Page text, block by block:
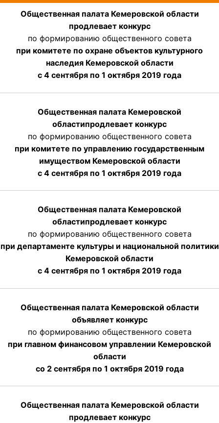
Общественная палата Кемеровской области
продлевает конкурс
по формированию общественного совета
при комитете по охране объектов культурного
наследия Кемеровской области
с 4 сентября по 1 октября 2019 года
Общественная палата Кемеровской
областипродлевает конкурс
по формированию общественного совета
при комитете по управлению государственным
имуществом Кемеровской области
с 4 сентября по 1 октября 2019 года
Общественная палата Кемеровской
областипродлевает конкурс
по формированию общественного совета
при департаменте культуры и национальной политики
Кемеровской области
с 4 сентября по 1 октября 2019 года
Общественная палата Кемеровской области
объявляет конкурс
по формированию общественного совета
при главном финансовом управлении Кемеровской
области
со 2 сентября по 1 октября 2019 года
Общественная палата Кемеровской области
продлевает конкурс